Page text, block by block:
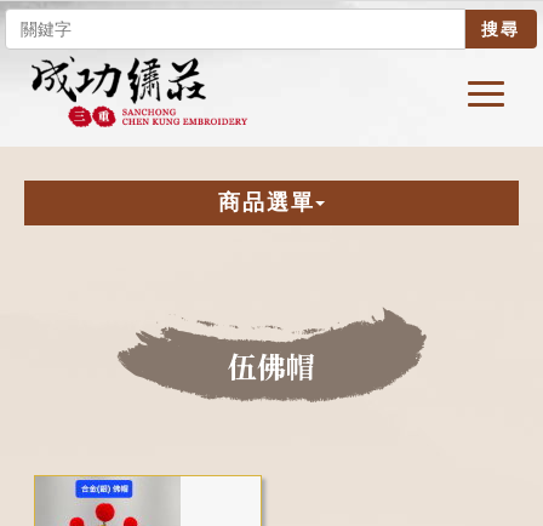
搜尋
商品選單
伍佛帽